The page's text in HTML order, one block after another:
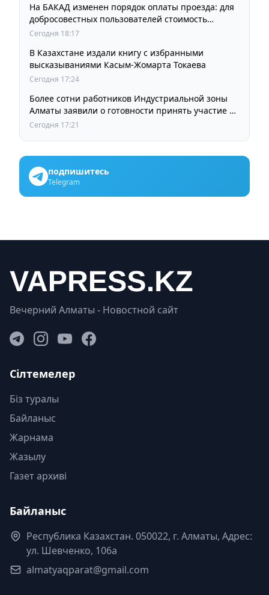
На БАКАД изменен порядок оплаты проезда: для
добросовестных пользователей стоимость
остается прежней
Сегодня 18:17
В Казахстане издали книгу с избранными
высказываниями Касым-Жомарта Токаева
Сегодня 17:24
Более сотни работников Индустриальной зоны
Алматы заявили о готовности принять участие в
выборах членов Курылтая
Сегодня 17:21
подпишитесь
Telegram
Вечерний Алматы - Новостной сайт
Сілтемелер
Біз туралы
Байланыс
Жарнама
Жазылу
Газет архиві
Байланыс
Республика Казахстан. 050022, г. Алматы, Адрес:
ул. Шевченко, 106а
almatyaqparat@gmail.com